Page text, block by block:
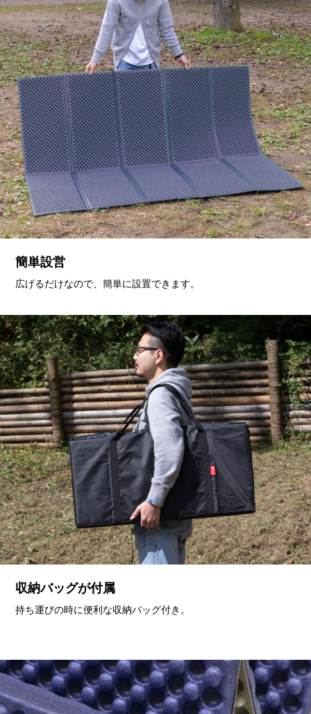
簡単設営
広げるだけなので、簡単に設置できます。
収納バッグが付属
持ち運びの時に便利な収納バッグ付き。